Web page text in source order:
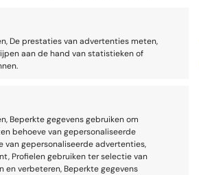
De prestaties van advertenties meten,
aan de hand van statistieken of
Beperkte gegevens gebruiken om
behoeve van gepersonaliseerde
van gepersonaliseerde advertenties,
Profielen gebruiken ter selectie van
verbeteren, Beperkte gegevens
van relevante
praktijk werkte
voor Zuid